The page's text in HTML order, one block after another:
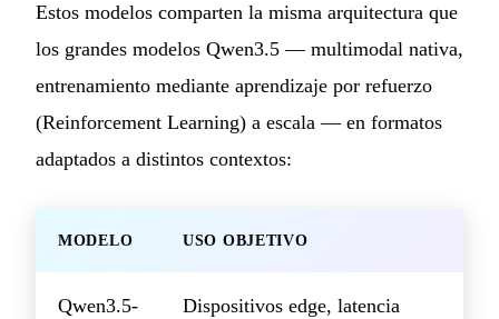
Estos modelos comparten la misma arquitectura que
los grandes modelos Qwen3.5 — multimodal nativa,
entrenamiento mediante aprendizaje por refuerzo
(Reinforcement Learning) a escala — en formatos
adaptados a distintos contextos:
MODELO USO OBJETIVO
Qwen3.5-
Dispositivos edge, latencia